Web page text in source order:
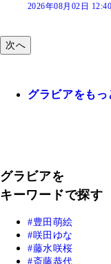
2026年08月02日 12:35
次へ
グラビアをもっ
グラビアを
キーワードで探す
豊田萌絵
咲田ゆな
藤水咲桜
斎藤恭代